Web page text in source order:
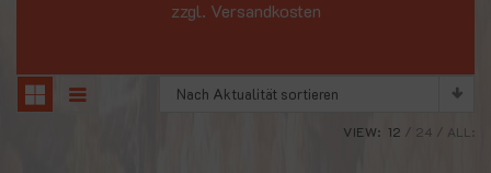
Nach Aktualität sortieren
VIEW: 12 24 ALL:
zzgl. Versandkosten